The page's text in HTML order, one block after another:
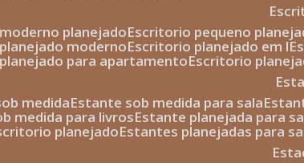
planejado escritorio pequeno
moderno escritorio planejado em l
para apartamento escritorio
medida estante sob medida para sala
medida para livros estante planejada para
planejado estantes planejadas para